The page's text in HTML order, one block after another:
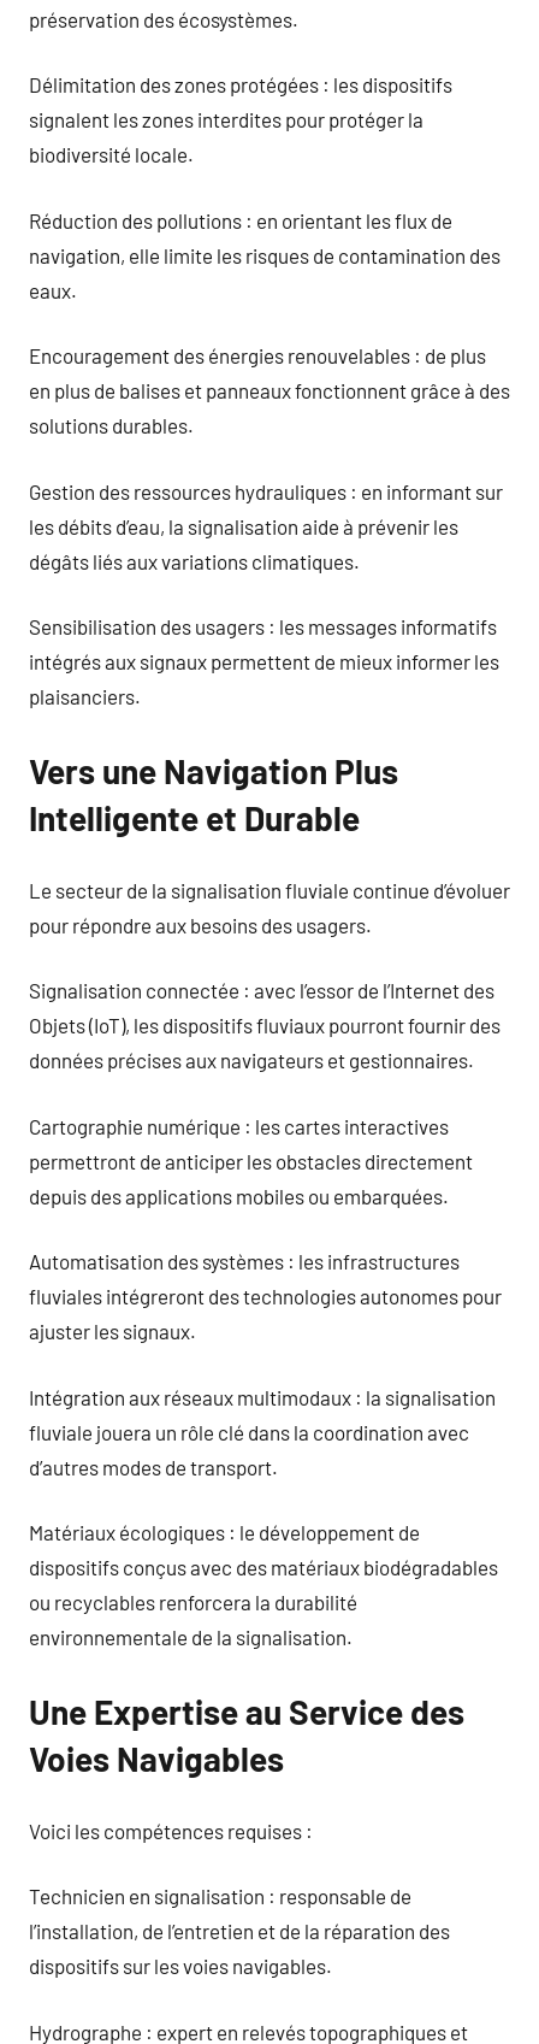
préservation des écosystèmes.
Délimitation des zones protégées : les dispositifs
signalent les zones interdites pour protéger la
biodiversité locale.
Réduction des pollutions : en orientant les flux de
navigation, elle limite les risques de contamination des
eaux.
Encouragement des énergies renouvelables : de plus
en plus de balises et panneaux fonctionnent grâce à des
solutions durables.
Gestion des ressources hydrauliques : en informant sur
les débits d’eau, la signalisation aide à prévenir les
dégâts liés aux variations climatiques.
Sensibilisation des usagers : les messages informatifs
intégrés aux signaux permettent de mieux informer les
plaisanciers.
Vers une Navigation Plus
Intelligente et Durable
Le secteur de la signalisation fluviale continue d’évoluer
pour répondre aux besoins des usagers.
Signalisation connectée : avec l’essor de l’Internet des
Objets (IoT), les dispositifs fluviaux pourront fournir des
données précises aux navigateurs et gestionnaires.
Cartographie numérique : les cartes interactives
permettront de anticiper les obstacles directement
depuis des applications mobiles ou embarquées.
Automatisation des systèmes : les infrastructures
fluviales intégreront des technologies autonomes pour
ajuster les signaux.
Intégration aux réseaux multimodaux : la signalisation
fluviale jouera un rôle clé dans la coordination avec
d’autres modes de transport.
Matériaux écologiques : le développement de
dispositifs conçus avec des matériaux biodégradables
ou recyclables renforcera la durabilité
environnementale de la signalisation.
Une Expertise au Service des
Voies Navigables
Voici les compétences requises :
Technicien en signalisation : responsable de
l’installation, de l’entretien et de la réparation des
dispositifs sur les voies navigables.
Hydrographe : expert en relevés topographiques et